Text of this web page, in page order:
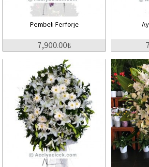
Pembeli Ferforje
7,900.00₺